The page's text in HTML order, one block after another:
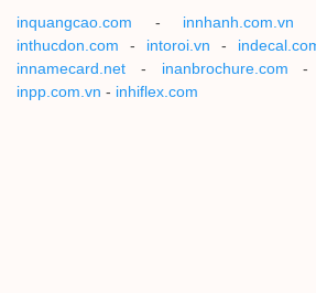
inquangcao.com - innhanh.com.vn
inthucdon.com - intoroi.vn -
innamecard.net - inanbrochure.com -
inpp.com.vn - inhiflex.com